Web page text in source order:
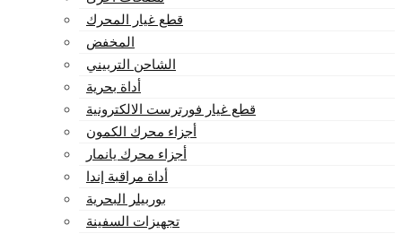
قطع غيار المحرك
المخفض
الشاحن التربيني
أداة بحرية
قطع غيار فورترست الالكترونية
أجزاء محرك الكمون
أجزاء محرك يانمار
أداة مراقبة إندا
بوربيلر البحرية
تجهيزات السفينة